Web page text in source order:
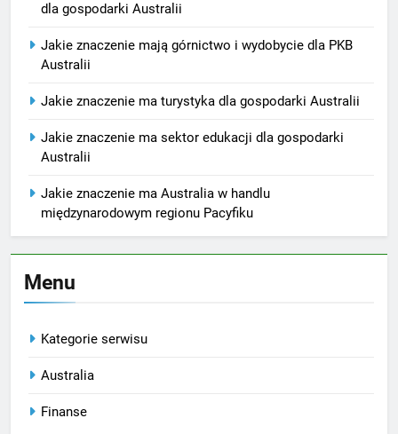
dla gospodarki Australii
Jakie znaczenie mają górnictwo i wydobycie dla PKB
Australii
Jakie znaczenie ma turystyka dla gospodarki Australii
Jakie znaczenie ma sektor edukacji dla gospodarki
Australii
Jakie znaczenie ma Australia w handlu
międzynarodowym regionu Pacyfiku
Menu
Kategorie serwisu
Australia
Finanse